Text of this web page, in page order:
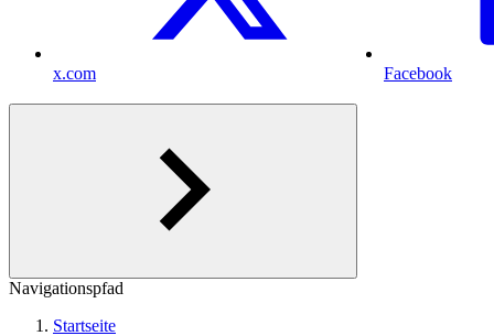
x.com Facebook
Navigationspfad
Startseite